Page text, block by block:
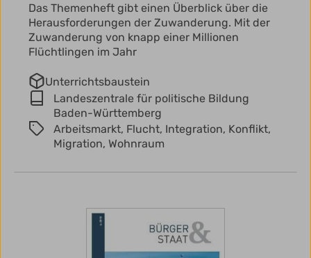
Das Themenheft gibt einen Überblick über die
Herausforderungen der Zuwanderung. Mit der
Zuwanderung von knapp einer Millionen
Flüchtlingen im Jahr
Unterrichtsbaustein
Landeszentrale für politische Bildung
Baden-Württemberg
Arbeitsmarkt, Flucht, Integration, Konflikt,
Migration, Wohnraum